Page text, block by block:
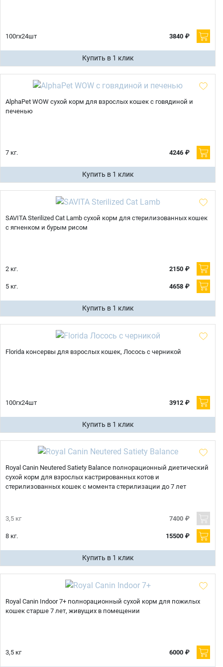
100гх24шт 3840 ₽
Купить в 1 клик
AlphaPet WOW сухой корм для взрослых кошек с говядиной и
печенью
7 кг. 4246 ₽
Купить в 1 клик
SAVITA Sterilized Cat Lamb сухой корм для стерилизованных кошек
с ягненком и бурым рисом
2 кг. 2150 ₽
5 кг. 4658 ₽
Купить в 1 клик
Florida консервы для взрослых кошек, Лосось с черникой
100гх24шт 3912 ₽
Купить в 1 клик
Royal Canin Neutered Satiety Balance полнорационный диетический
сухой корм для взрослых кастрированных котов и
стерилизованных кошек с момента стерилизации до 7 лет
3,5 кг 7400 ₽
8 кг. 15500 ₽
Купить в 1 клик
Royal Canin Indoor 7+ полнорационный сухой корм для пожилых
кошек старше 7 лет, живущих в помещении
3,5 кг 6000 ₽